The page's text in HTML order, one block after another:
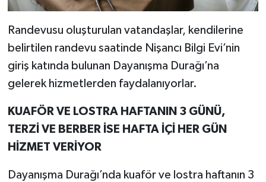
Randevusu oluşturulan vatandaşlar, kendilerine
belirtilen randevu saatinde Nişancı Bilgi Evi’nin
giriş katında bulunan Dayanışma Durağı’na
gelerek hizmetlerden faydalanıyorlar.
KUAFÖR VE LOSTRA HAFTANIN 3 GÜNÜ,
TERZİ VE BERBER İSE HAFTA İÇİ HER GÜN
HİZMET VERİYOR
Dayanışma Durağı’nda kuaför ve lostra haftanın 3